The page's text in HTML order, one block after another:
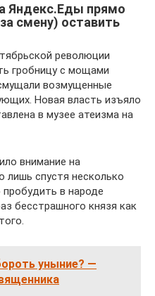
Яндекс.Еды прямо
смену) оставить
революции
гробницу с мощами
возмущенные
Новая власть изъяло
в музее атеизма на
внимание на
лишь спустя несколько
в народе
бесстрашного князя как
уныние? —